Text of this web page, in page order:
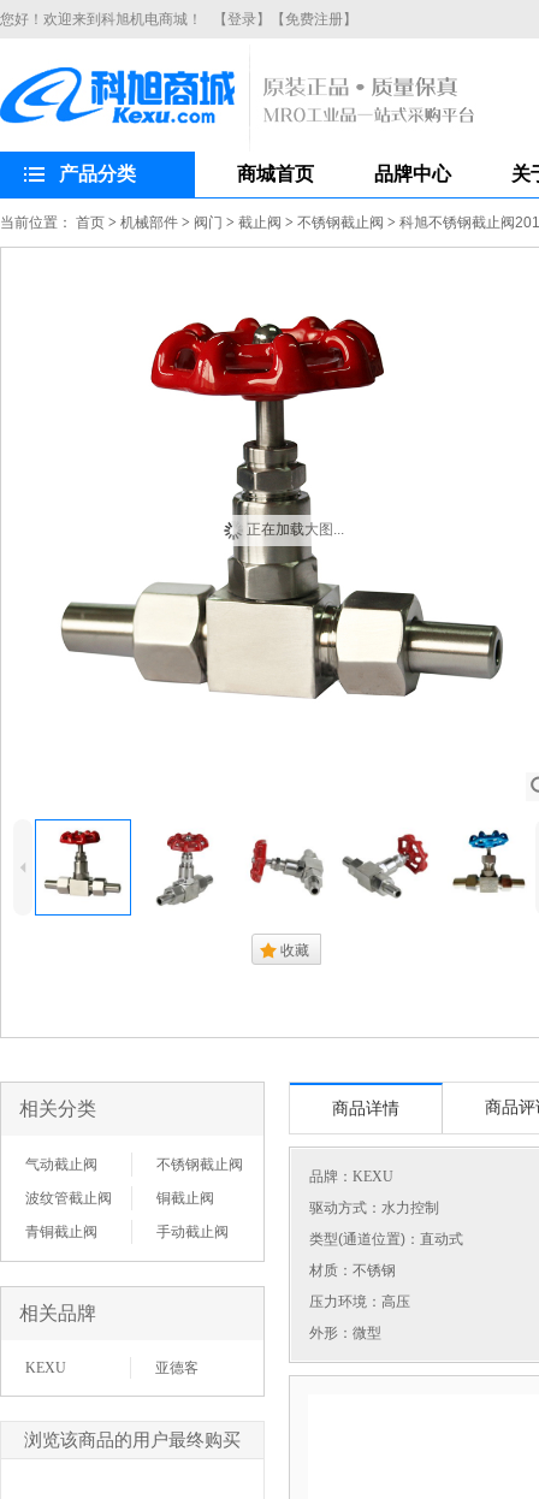
您好！欢迎来到科旭机电商城！ 【登录】 【免费注册】
产品分类 商城首页 品牌中心 关
当前位置： 首页 > 机械部件 > 阀门 > 截止阀 > 不锈钢截止阀 > 科旭不锈钢截止阀
正在加载大图...
4
. 收藏
相关分类
气动截止阀
不锈钢截止阀
波纹管截止阀
铜截止阀
青铜截止阀
手动截止阀
相关品牌
KEXU 亚德客
浏览该商品的用户最终购买
商品详情 商品评
品牌： KEXU
驱动方式：水力控制
类型(通道位置)：直动式
材质：不锈钢
压力环境：高压
外形：微型